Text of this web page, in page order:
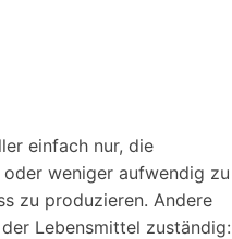
einfach nur, die
weniger aufwendig zu
zu produzieren. Andere
Lebensmittel zuständig: